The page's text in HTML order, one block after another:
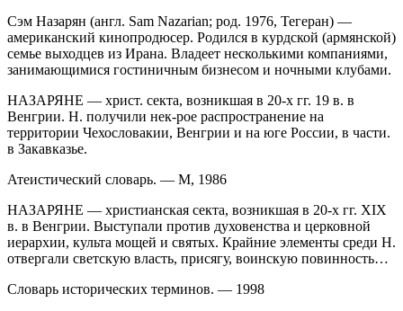
Сэм Назарян (англ. Sam Nazarian; род. 1976, Тегеран) —
американский кинопродюсер. Родился в курдской (армянской)
семье выходцев из Ирана. Владеет несколькими компаниями,
занимающимися гостиничным бизнесом и ночными клубами.
НАЗАРЯНЕ — христ. секта, возникшая в 20-х гг. 19 в. в
Венгрии. Н. получили нек-рое распространение на
территории Чехословакии, Венгрии и на юге России, в части.
в Закавказье.
Атеистический словарь. — М, 1986
НАЗАРЯНЕ — христианская секта, возникшая в 20-х гг. XIX
в. в Венгрии. Выступали против духовенства и церковной
иерархии, культа мощей и святых. Крайние элементы среди Н.
отвергали светскую власть, присягу, воинскую повинность…
Словарь исторических терминов. — 1998